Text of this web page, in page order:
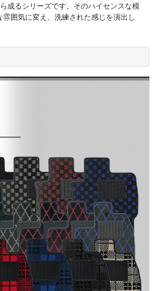
成るシリーズです。そのハイセンスな模
囲気に変え、洗練された感じを演出し